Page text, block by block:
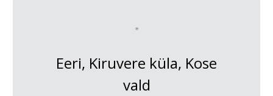
Eeri, Kiruvere küla, Kose
vald